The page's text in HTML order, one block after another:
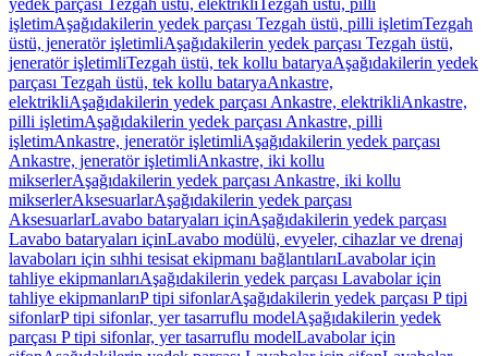
yedek parçası Tezgah üstü, elektrikli Tezgah üstü, pilli
işletimAşağıdakilerin yedek parçası Tezgah üstü, pilli işletimTezgah
üstü, jeneratör işletimliAşağıdakilerin yedek parçası Tezgah üstü,
jeneratör işletimliTezgah üstü, tek kollu bataryaAşağıdakilerin yedek
parçası Tezgah üstü, tek kollu bataryaAnkastre,
elektrikliAşağıdakilerin yedek parçası Ankastre, elektrikliAnkastre,
pilli işletimAşağıdakilerin yedek parçası Ankastre, pilli
işletimAnkastre, jeneratör işletimliAşağıdakilerin yedek parçası
Ankastre, jeneratör işletimliAnkastre, iki kollu
mikserlerAşağıdakilerin yedek parçası Ankastre, iki kollu
mikserlerAksesuarlarAşağıdakilerin yedek parçası
AksesuarlarLavabo bataryaları içinAşağıdakilerin yedek parçası
Lavabo bataryaları içinLavabo modülü, evyeler, cihazlar ve drenaj
lavaboları için sıhhi tesisat ekipmanı bağlantılarıLavabolar için
tahliye ekipmanlarıAşağıdakilerin yedek parçası Lavabolar için
tahliye ekipmanlarıP tipi sifonlarAşağıdakilerin yedek parçası P tipi
sifonlarP tipi sifonlar, yer tasarruflu modelAşağıdakilerin yedek
parçası P tipi sifonlar, yer tasarruflu modelLavabolar için